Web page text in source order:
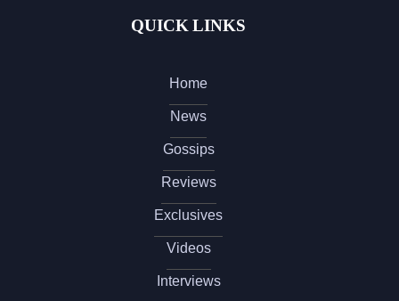
QUICK LINKS
Home
News
Gossips
Reviews
Exclusives
Videos
Interviews